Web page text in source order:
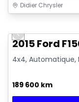
Didier Chrysler
Previous slide
2015 Ford
4x4, Automatique,
189 600 km